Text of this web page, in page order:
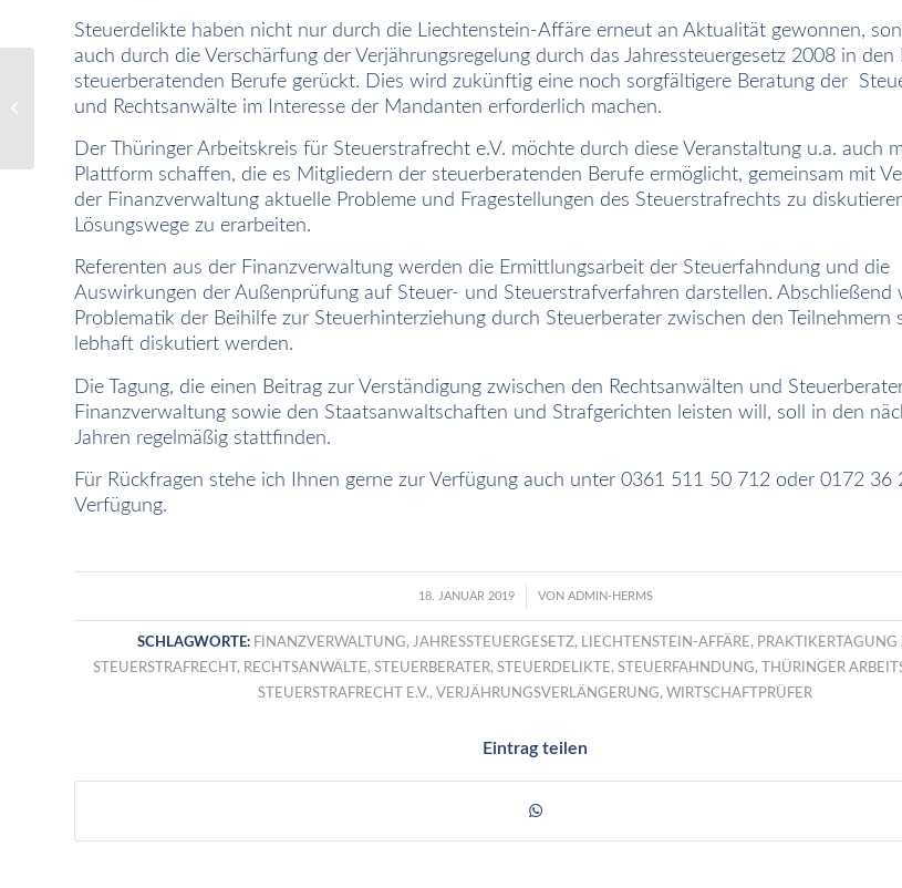
Steuerdelikte haben nicht nur durch die Liechtenstein-Affäre erneut an Aktualität gewonnen,
auch durch die Verschärfung der Verjährungsregelung durch das Jahressteuergesetz 2008 in den
steuerberatenden Berufe gerückt. Dies wird zukünftig eine noch sorgfältigere Beratung der
und Rechtsanwälte im Interesse der Mandanten erforderlich machen.
Der Thüringer Arbeitskreis für Steuerstrafrecht e.V. möchte durch diese Veranstaltung u.a. auch
Plattform schaffen, die es Mitgliedern der steuerberatenden Berufe ermöglicht, gemeinsam mit
der Finanzverwaltung aktuelle Probleme und Fragestellungen des Steuerstrafrechts zu
Lösungswege zu erarbeiten.
Referenten aus der Finanzverwaltung werden die Ermittlungsarbeit der Steuerfahndung und die
Auswirkungen der Außenprüfung auf Steuer- und Steuerstrafverfahren darstellen. Abschließend
Problematik der Beihilfe zur Steuerhinterziehung durch Steuerberater zwischen den Teilnehmern
lebhaft diskutiert werden.
Die Tagung, die einen Beitrag zur Verständigung zwischen den Rechtsanwälten und
Finanzverwaltung sowie den Staatsanwaltschaften und Strafgerichten leisten will, soll in den
Jahren regelmäßig stattfinden.
Für Rückfragen stehe ich Ihnen gerne zur Verfügung auch unter 0361 511 50 712 oder 0172 36
Verfügung.
18. JANUAR 2019
/ VON ADMIN-HERMS
SCHLAGWORTE: FINANZVERWALTUNG, JAHRESSTEUERGESETZ, LIECHTENSTEIN-AFFÄRE , PRAKTIKERTAGUNG
STEUERSTRAFRECHT , RECHTSANWÄLTE ,STEUERBERATER,STEUERDELIKTE ,STEUERFAHNDUNG,
THÜRINGER
STEUERSTRAFRECHT E.V., VERJÄHRUNGSVERLÄNGERUNG, WIRTSCHAFTPRÜFER
Eintrag teilen
04.11.2008